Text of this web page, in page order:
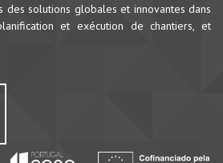
solutions globales et innovantes dans
et exécution de chantiers, et